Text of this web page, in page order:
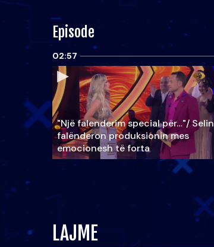
Episode
02:57
"Një falenderim special për…"/ Selin
falënderon produksionin mes
emocionesh të forta
LAJME